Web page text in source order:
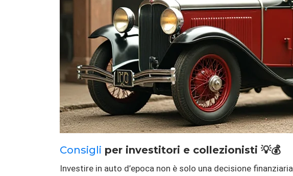
Consigli per investitori e collezionisti 💡💰
Investire in auto d’epoca non è solo una decisione